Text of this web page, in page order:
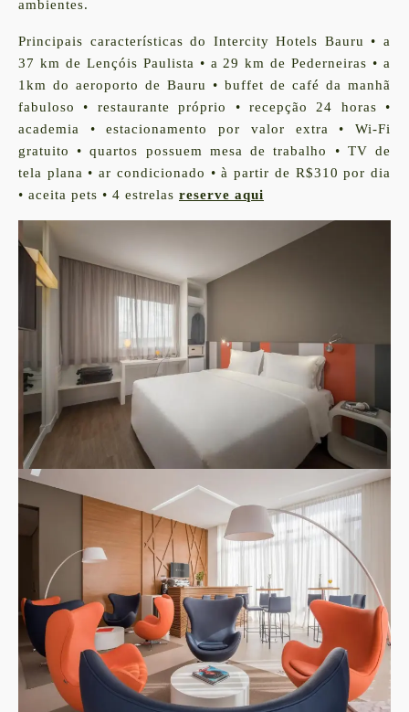
ambientes.
Principais características do Intercity Hotels Bauru
• a
37 km de Lençóis Paulista • a 29 km de Pederneiras • a
1km do aeroporto de Bauru • buffet de café da manhã
fabuloso • restaurante próprio • recepção 24 horas •
academia • estacionamento por valor extra • Wi-Fi
gratuito • quartos possuem mesa de trabalho • TV de
tela plana • ar condicionado • à partir de R$310 por dia
• aceita pets • 4 estrelas reserve aqui